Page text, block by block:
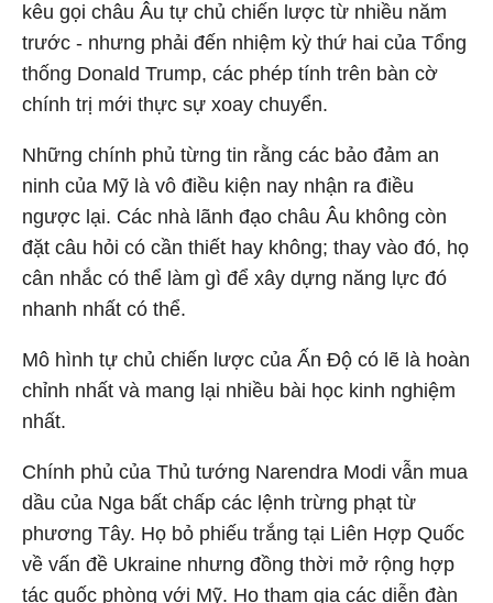
kêu gọi châu Âu tự chủ chiến lược từ nhiều năm
trước - nhưng phải đến nhiệm kỳ thứ hai của Tổng
thống Donald Trump, các phép tính trên bàn cờ
chính trị mới thực sự xoay chuyển.
Những chính phủ từng tin rằng các bảo đảm an
ninh của Mỹ là vô điều kiện nay nhận ra điều
ngược lại. Các nhà lãnh đạo châu Âu không còn
đặt câu hỏi có cần thiết hay không; thay vào đó, họ
cân nhắc có thể làm gì để xây dựng năng lực đó
nhanh nhất có thể.
Mô hình tự chủ chiến lược của Ấn Độ có lẽ là hoàn
chỉnh nhất và mang lại nhiều bài học kinh nghiệm
nhất.
Chính phủ của Thủ tướng Narendra Modi vẫn mua
dầu của Nga bất chấp các lệnh trừng phạt từ
phương Tây. Họ bỏ phiếu trắng tại Liên Hợp Quốc
về vấn đề Ukraine nhưng đồng thời mở rộng hợp
tác quốc phòng với Mỹ. Họ tham gia các diễn đàn